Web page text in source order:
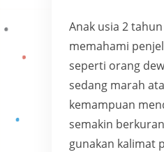
Anak usia 2
memahami
seperti orang
sedang marah
kemampuan
semakin
gunakan kalimat